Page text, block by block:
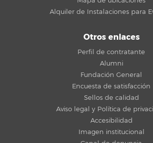
Alquiler de Instalaciones para
Otros enlaces
Perfil de contratante
Alumni
Fundación General
Encuesta de satisfacción
Sellos de calidad
Aviso legal y Política de
Accesibilidad
Imagen institucional